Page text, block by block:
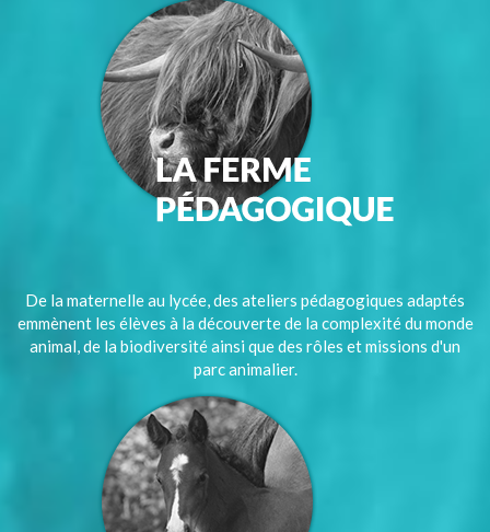
De la maternelle au lycée, des ateliers pédagogiques adaptés
emmènent les élèves à la découverte de la complexité du monde
animal, de la biodiversité ainsi que des rôles et missions d'un
parc animalier.